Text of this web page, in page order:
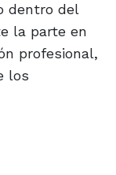
dentro del
la parte en
profesional,
los